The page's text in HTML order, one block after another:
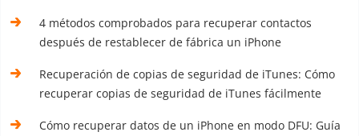
4 métodos comprobados para recuperar contactos
después de restablecer de fábrica un iPhone
Recuperación de copias de seguridad de iTunes: Cómo
recuperar copias de seguridad de iTunes fácilmente
Cómo recuperar datos de un iPhone en modo DFU: Guía